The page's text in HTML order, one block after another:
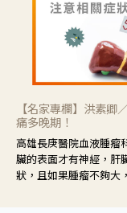
【名家專欄】洪素
痛多晚期！
高雄長庚醫院血液腫瘤
臟的表面才有神經，肝
狀，且如果腫瘤不夠大